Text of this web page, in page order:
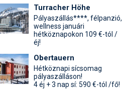
Turracher Höhe
Pályaszállás****, félpanzió,
wellness januári
hétköznapokon 109 €-tól /
éj!
Obertauern
Hétköznapi sícsomag
pályaszálláson!
4 éj + 3 nap sí: 590 €-tól /fő!